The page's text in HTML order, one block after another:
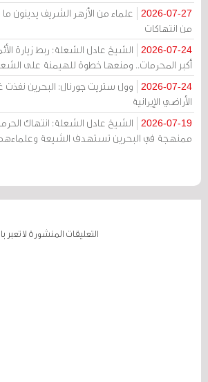
2026-07-27
علماء من الأزهر الشريف يدينون
من انتهاكات
2026-07-24
الشيخ عادل الشعلة: ربط زيارة
أكبر المحرمات.. ومنعها خطوة للهيمنة على
2026-07-24
وول ستريت جورنال: البحرين
الأراضي الإيرانية
2026-07-19
الشيخ عادل الشعلة: انتهاك
ممنهجة في البحرين تستهدف الشيعة
التعليقات المنشورة لا